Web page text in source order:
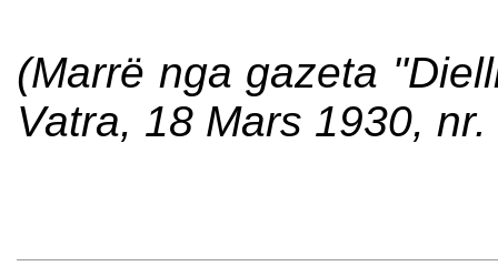
(Marrë nga gazeta
Vatra, 18 Mars 1930,